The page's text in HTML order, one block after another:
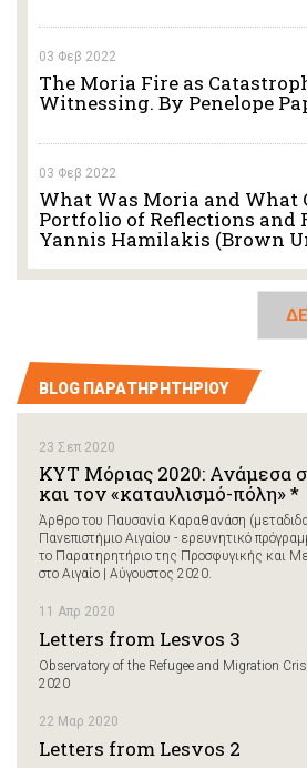
03 Φεβ 2022
The Moria Fire as
Witnessing. By Penelope
03 Φεβ 2022
What Was Moria and What
Portfolio of Reflections and
Yannis Hamilakis (Brown
BLOG ΠΑΡΑΤΗΡΗΤΗΡΙΟΥ
23 Σεπ 2020
ΚΥΤ Μόριας 2020: Ανάμεσα
και τον «καταυλισμό-πόλη» *
Άρθρο του Παυσανία Καραθανάση
Πανεπιστήμιο Αιγαίου - ερευνητικό
το Παρατηρητήριο της Προσφυγικής και
στο Αιγαίο | Αύγουστος 2020.
11 Απρ 2020
Letters from Lesvos 3
Observatory of the Refugee and Migration
2020
22 Μαρ 2020
Letters from Lesvos 2